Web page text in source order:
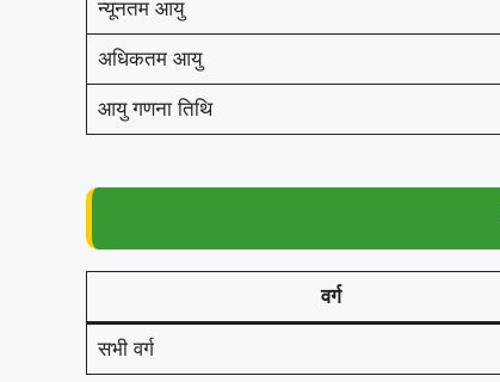
न्यूनतम आयु
अधिकतम आयु
आयु गणना तिथि
वर्ग
सभी वर्ग